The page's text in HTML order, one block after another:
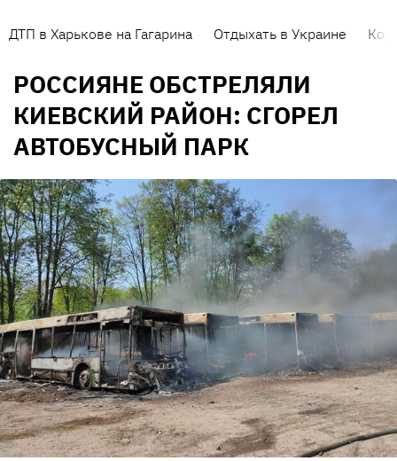
ДТП в Харькове на Гагарина Отдыхать в Украине
РОССИЯНЕ ОБСТРЕЛЯЛИ
КИЕВСКИЙ РАЙОН: СГОРЕЛ
АВТОБУСНЫЙ ПАРК